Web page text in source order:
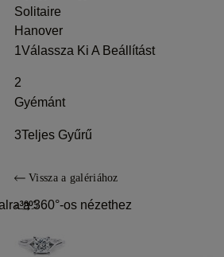
Solitaire
Hanover
1Válassza Ki A Beállítást
2
Gyémánt
3Teljes Gyűrű
Vissza a galériához
a 360°-os nézethez